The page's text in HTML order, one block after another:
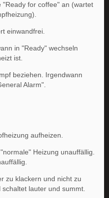
"Ready for coffee" an (wartet
einwandfrei.
in "Ready" wechseln
ist.
beziehen. Irgendwann
Alarm".
aufheizen.
Heizung unauffällig.
zu klackern und nicht zu
lauter und summt.